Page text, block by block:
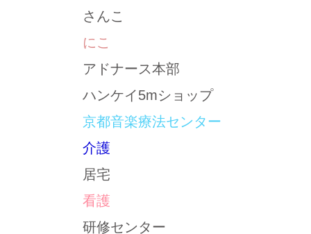
さんこ
にこ
アドナース本部
ハンケイ5mショップ
京都音楽療法センター
介護
居宅
看護
研修センター